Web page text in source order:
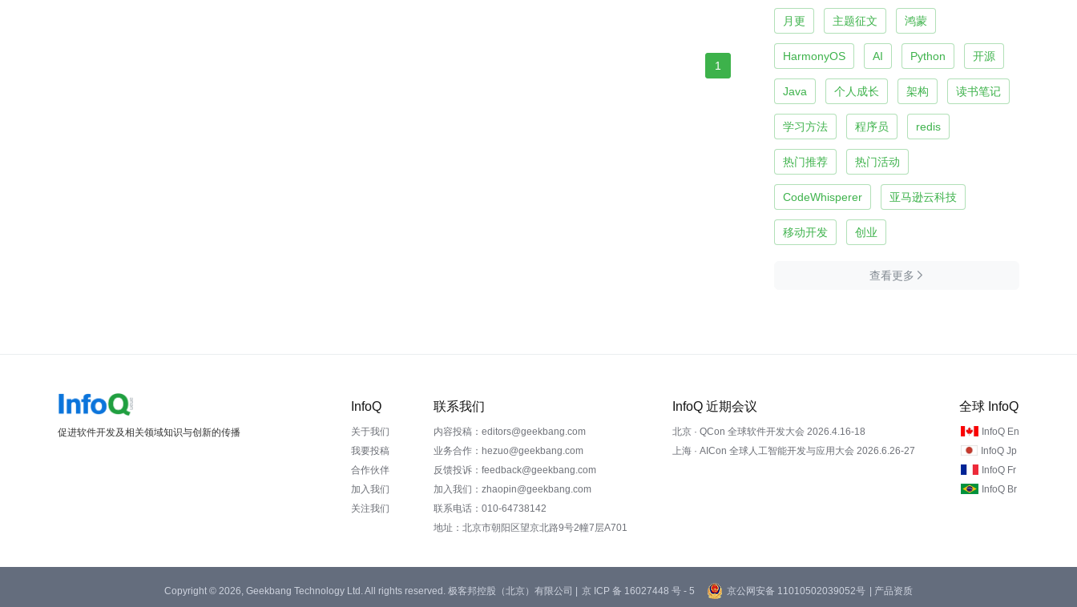
1
月更 主题征文 鸿蒙
HarmonyOS AI Python 开源
Java 个人成长 架构 读书笔记
学习方法 程序员 redis
热门推荐 热门活动
CodeWhisperer 亚马逊云科技
移动开发 创业
查看更多 
促进软件开发及相关领域知识与创新的传播
InfoQ
关于我们
我要投稿
合作伙伴
加入我们
关注我们
联系我们
内容投稿：editors@geekbang.com
业务合作：hezuo@geekbang.com
反馈投诉：feedback@geekbang.com
加入我们：zhaopin@geekbang.com
联系电话：010-64738142
地址：北京市朝阳区望京北路9号2幢7层A701
InfoQ 近期会议
北京 · QCon 全球软件开发大会 2026.4.16-18
上海 · AICon 全球人工智能开发与应用大会 2026.6.26-27
全球 InfoQ
InfoQ En
InfoQ Jp
InfoQ Fr
InfoQ Br
Copyright © 2026, Geekbang Technology Ltd. All rights reserved. 极客邦控股（北京）有限公司 | 京 ICP 备 16027448 号 - 5 京公网安备 11010502039052号 | 产品资质